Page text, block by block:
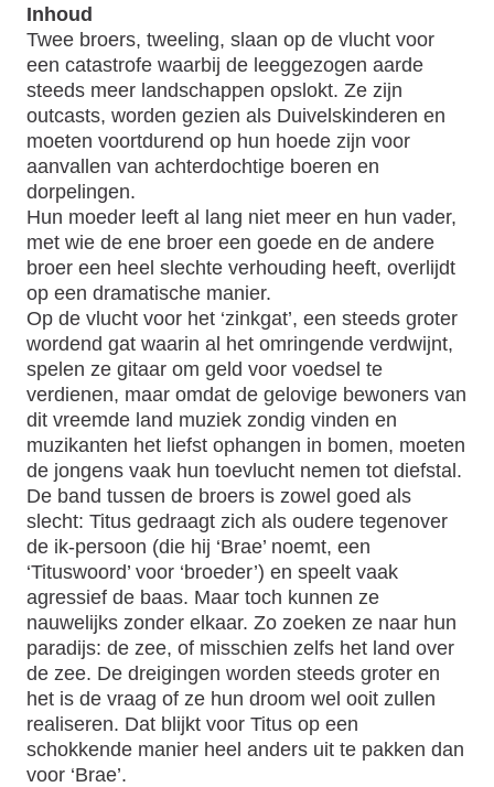
Inhoud
Twee broers, tweeling, slaan op de vlucht voor
een catastrofe waarbij de leeggezogen aarde
steeds meer landschappen opslokt. Ze zijn
outcasts, worden gezien als Duivelskinderen en
moeten voortdurend op hun hoede zijn voor
aanvallen van achterdochtige boeren en
dorpelingen.
Hun moeder leeft al lang niet meer en hun vader,
met wie de ene broer een goede en de andere
broer een heel slechte verhouding heeft, overlijdt
op een dramatische manier.
Op de vlucht voor het ‘zinkgat’, een steeds groter
wordend gat waarin al het omringende verdwijnt,
spelen ze gitaar om geld voor voedsel te
verdienen, maar omdat de gelovige bewoners van
dit vreemde land muziek zondig vinden en
muzikanten het liefst ophangen in bomen, moeten
de jongens vaak hun toevlucht nemen tot diefstal.
De band tussen de broers is zowel goed als
slecht: Titus gedraagt zich als oudere tegenover
de ik-persoon (die hij ‘Brae’ noemt, een
‘Tituswoord’ voor ‘broeder’) en speelt vaak
agressief de baas. Maar toch kunnen ze
nauwelijks zonder elkaar. Zo zoeken ze naar hun
paradijs: de zee, of misschien zelfs het land over
de zee. De dreigingen worden steeds groter en
het is de vraag of ze hun droom wel ooit zullen
realiseren. Dat blijkt voor Titus op een
schokkende manier heel anders uit te pakken dan
voor ‘Brae’.